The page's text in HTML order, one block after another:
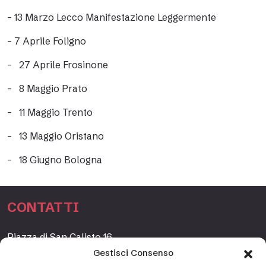
Gestisci Consenso
– 13 Marzo Lecco Manifestazione Leggermente
– 7 Aprile Foligno
– 27 Aprile Frosinone
– 8 Maggio Prato
– 11 Maggio Trento
– 13 Maggio Oristano
– 18 Giugno Bologna
CONTATTI
Piazza di San Calisto 16,